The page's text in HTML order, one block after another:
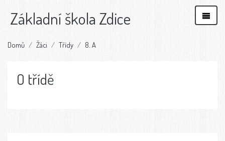
Základní škola Zdice
Domů Žáci Třídy 8. A
O třídě